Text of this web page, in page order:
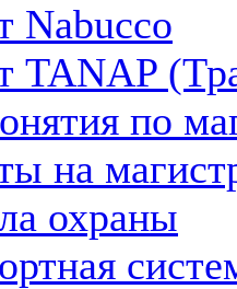
Nabucco
TANAP
по
на
охраны